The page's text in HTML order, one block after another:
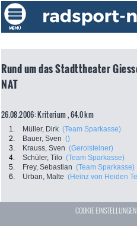
Rund um das Stadttheater
NAT
26.08.2006: Kriterium , 64.0 km
1. Müller, Dirk (Team Sparkasse)
2.
Bauer, Sven ()
3.
Krauss, Sven (Gerolsteiner)
4.
Schüler, Tilo (Team Sparkasse)
5.
Frey, Sebastian (Team Sparkasse)
6.
Urban, Malte (Heinz von Heiden
COOKIE EINSTELLUNGEN